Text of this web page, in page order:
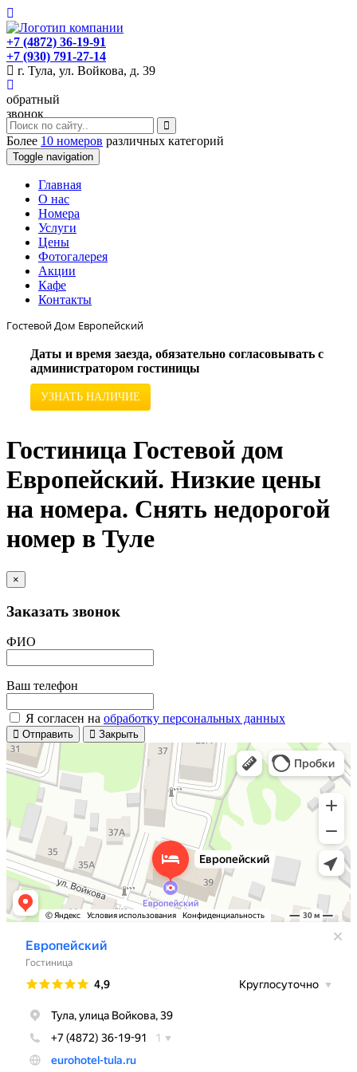
+7 (4872) 36-19-91
+7 (930) 791-27-14
г. Тула, ул. Войкова, д. 39
обратный
звонок
Более 10 номеров различных категорий
Toggle navigation
Главная
O нас
Номера
Услуги
Цены
Фотогалерея
Акции
Кафе
Контакты
Гостевой Дом Европейский
Даты и время заезда, обязательно согласовывать с
администратором гостиницы
УЗНАТЬ НАЛИЧИЕ
Гостиница Гостевой дом
Европейский. Низкие цены
на номера. Снять недорогой
номер в Туле
×
Заказать звонок
ФИО
Ваш телефон
Я согласен на обработку персональных данных
Отправить Закрыть